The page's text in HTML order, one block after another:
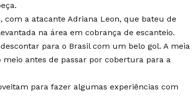
com a atacante Adriana Leon, que bateu de
na área em cobrança de escanteio.
para o Brasil com um belo gol. A meia
antes de passar por cobertura para a
para fazer algumas experiências com